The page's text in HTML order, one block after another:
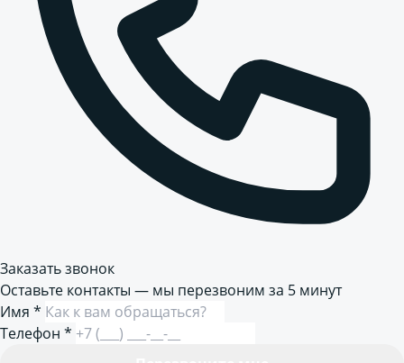
Заказать звонок
Оставьте контакты — мы перезвоним за 5 минут
Имя *
Телефон *